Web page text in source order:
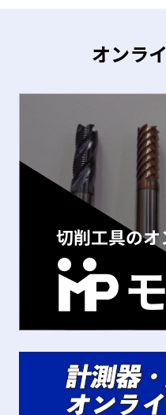
オンラ